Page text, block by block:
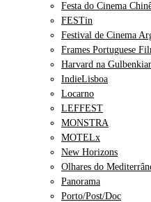
Festa do Cinema
FESTin
Festival de Cinema
Frames Portuguese
Harvard na
IndieLisboa
Locarno
LEFFEST
MONSTRA
MOTELx
New Horizons
Olhares do
Panorama
Porto/Post/Doc